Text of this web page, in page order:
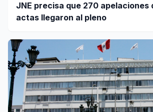
JNE precisa que 270 apelaciones
actas llegaron al pleno